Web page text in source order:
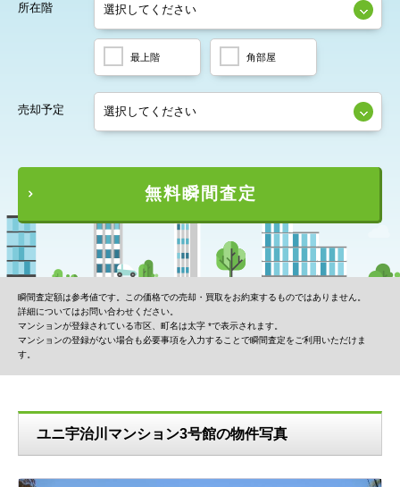
所在階
最上階 角部屋
売却予定
無料瞬間査定
瞬間査定額は参考値です。この価格での売却・買取をお約束するものではありません。
詳細についてはお問い合わせください。
マンションが登録されている市区、町名は太字 *で表示されます。
マンションの登録がない場合も必要事項を入力することで瞬間査定をご利用いただけま
す。
ユニ宇治川マンション3号館の物件写真